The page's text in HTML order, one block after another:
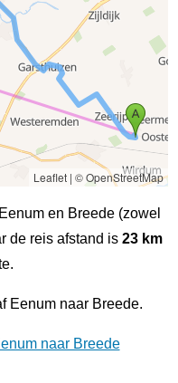
Leaflet| © OpenStreetMap
en Breede (zowel
de reis afstand is 23 km
Eenum naar Breede.
naar Breede